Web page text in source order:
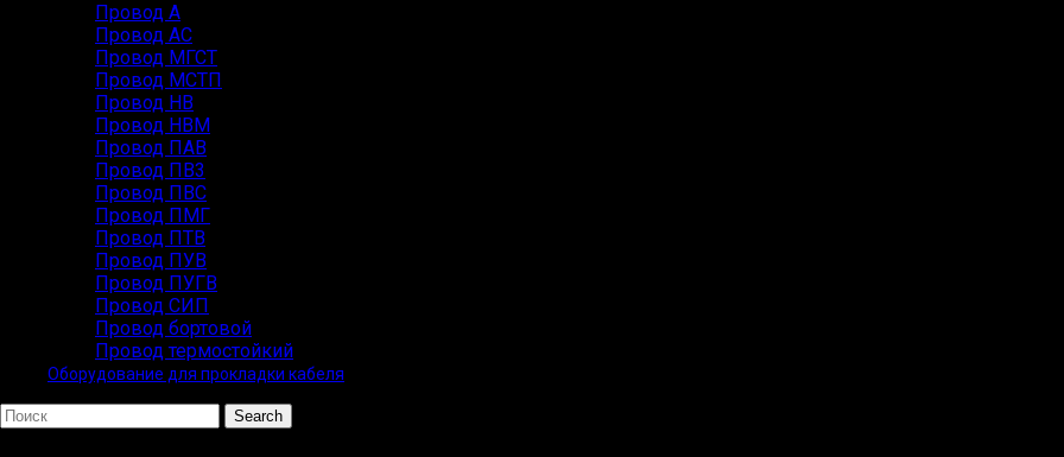
Провод А
Провод АС
Провод МГСТ
Провод МСТП
Провод НВ
Провод НВМ
Провод ПАВ
Провод ПВ3
Провод ПВС
Провод ПМГ
Провод ПТВ
Провод ПУВ
Провод ПУГВ
Провод СИП
Провод бортовой
Провод термостойкий
Оборудование для прокладки кабеля
Search